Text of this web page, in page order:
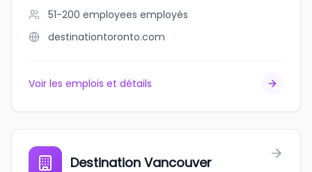
51-200 employees employés
destinationtoronto.com
Voir les emplois et détails
Destination Vancouver